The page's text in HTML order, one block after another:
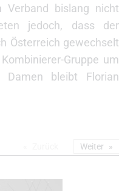
Verband bislang nicht
jedoch, dass der
Österreich gewechselt
Gruppe um
Damen bleibt Florian
Weiter